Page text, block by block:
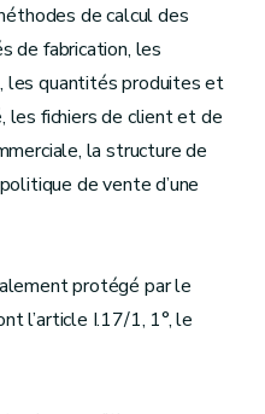
de calcul des
de fabrication, les
les quantités produites et
les fichiers de client et de
la structure de
de vente d’une
protégé par le
l’article I.17/1, 1°, le